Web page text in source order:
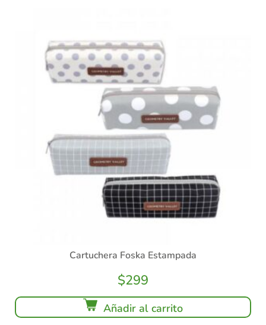
Cartuchera Foska Estampada
$299
Añadir al carrito